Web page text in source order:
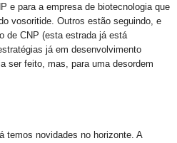
e para a empresa de biotecnologia que
vosoritide. Outros estão seguindo, e
de CNP (esta estrada já está
já em desenvolvimento
ser feito, mas, para uma desordem
temos novidades no horizonte. A